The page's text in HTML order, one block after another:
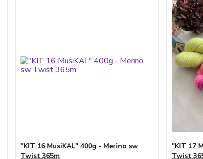
"KIT 16 MusiKAL" 400g - Merino sw
Twist 365m
"KIT 17
Twist